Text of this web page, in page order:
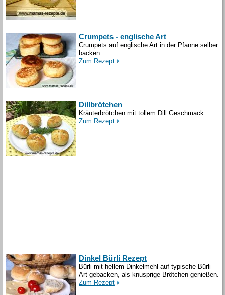
Crumpets - englische Art
Crumpets auf englische Art in der Pfanne selber
backen
Zum Rezept
Dillbrötchen
Kräuterbrötchen mit tollem Dill Geschmack.
Zum Rezept
Dinkel Bürli Rezept
Bürli mit hellem Dinkelmehl auf typische Bürli
Art gebacken, als knusprige Brötchen genießen.
Zum Rezept